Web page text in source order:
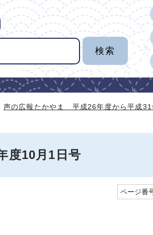
声の広報たかやま 平成26年度から平成31
度10月1日号
ページ番